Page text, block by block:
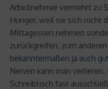
Arbeitnehmer vermehrt zu
Hunger, weil sie sich nicht
Mittagessen nehmen
zurückgreifen, zum
bekanntermaßen ja auch
Nerven kann man
Schreibtisch fast